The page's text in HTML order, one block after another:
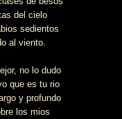
del cielo
sedientos
al viento.
no lo dudo
que es tu rio
y profundo
los mios